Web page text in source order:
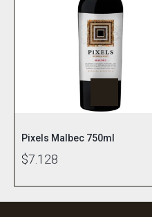
Pixels Malbec 750ml
$7.128